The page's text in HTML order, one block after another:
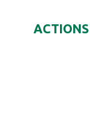
ACTIONS